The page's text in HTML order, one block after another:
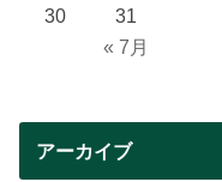
« 7月
30
31
アーカイブ